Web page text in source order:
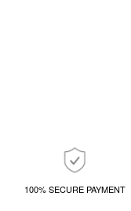
100% SECURE PAYMENT